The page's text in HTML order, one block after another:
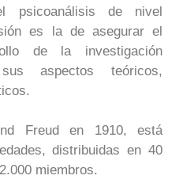
psicoanálisis de nivel
es la de asegurar el
de la investigación
aspectos teóricos,
Freud en 1910, está
distribuidas en 40
miembros.